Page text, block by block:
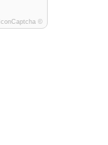
IconCaptcha ©